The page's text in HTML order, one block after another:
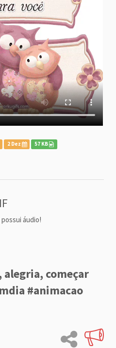
2 Dez 57 KB
áudio!
alegria, começar
#animacao